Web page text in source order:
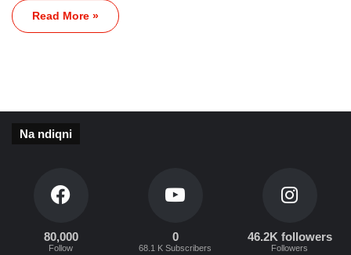
Read More »
Na ndiqni
80,000
Follow
0
68.1 K Subscribers
46.2K followers
Followers